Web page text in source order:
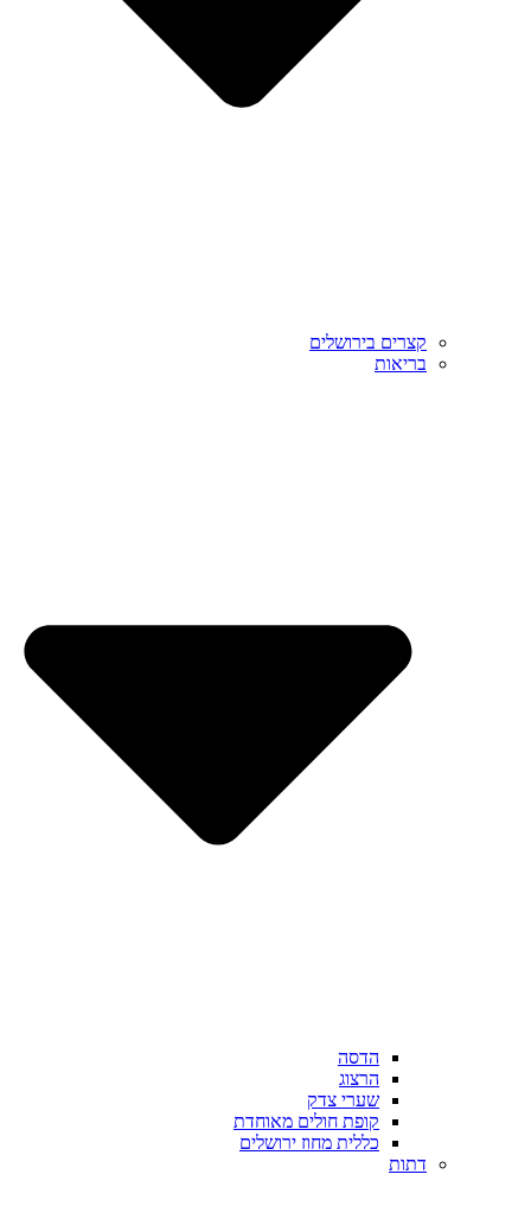
קצרים בירושלים
בריאות
הדסה
הרצוג
שערי צדק
קופת חולים מאוחדת
כללית מחוז ירושלים
דתות